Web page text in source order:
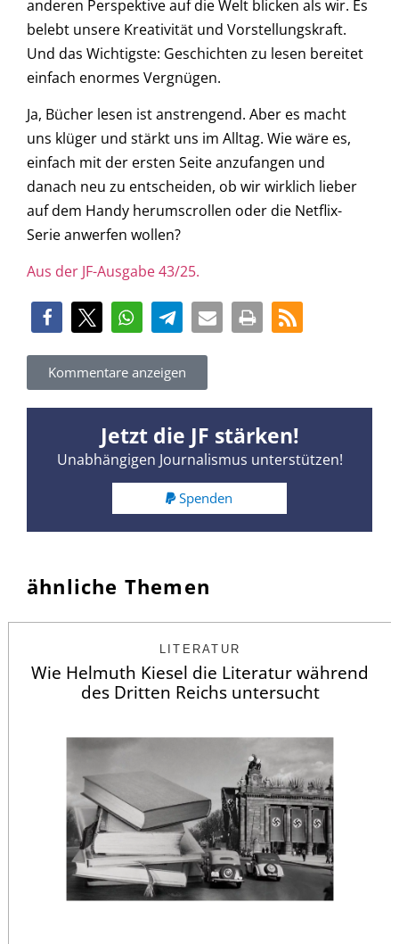
anderen Perspektive auf die Welt blicken als wir. Es
belebt unsere Kreativität und Vorstellungskraft.
Und das Wichtigste: Geschichten zu lesen bereitet
einfach enormes Vergnügen.
Ja, Bücher lesen ist anstrengend. Aber es macht
uns klüger und stärkt uns im Alltag. Wie wäre es,
einfach mit der ersten Seite anzufangen und
danach neu zu entscheiden, ob wir wirklich lieber
auf dem Handy herumscrollen oder die Netflix-
Serie anwerfen wollen?
Aus der JF-Ausgabe 43/25.
Kommentare anzeigen
Jetzt die JF stärken!
Unabhängigen Journalismus unterstützen!
Spenden
ähnliche Themen
LITERATUR
Wie Helmuth Kiesel die Literatur während
des Dritten Reichs untersucht